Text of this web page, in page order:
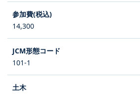
14,300
101-1